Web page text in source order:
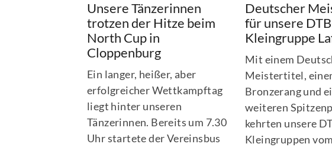
Unsere Tänzerinnen
trotzen der Hitze beim
North Cup in
Cloppenburg
Ein langer, heißer, aber
erfolgreicher Wettkampftag
liegt hinter unseren
Tänzerinnen. Bereits um 7.30
Uhr startete der Vereinsbus
Deutscher
für unsere
Kleingruppe
Mit einem
Meistertitel,
Bronzerang und
weiteren
kehrten unsere
Kleingruppen